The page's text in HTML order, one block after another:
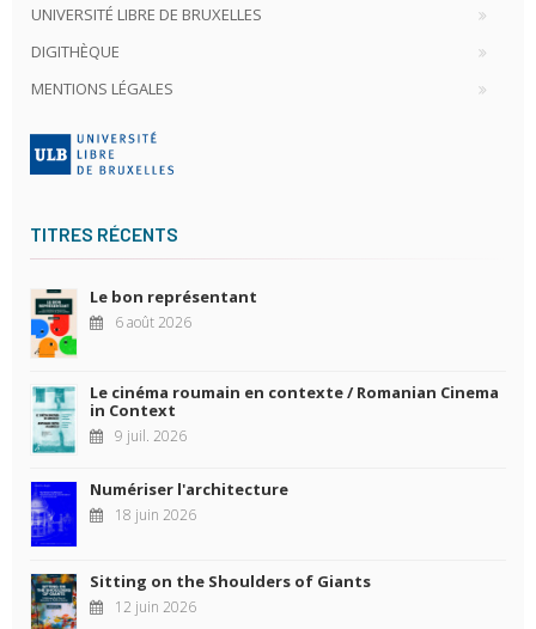
UNIVERSITÉ LIBRE DE BRUXELLES
DIGITHÈQUE
MENTIONS LÉGALES
TITRES RÉCENTS
Le bon représentant
6 août 2026
Le cinéma roumain en contexte / Romanian Cinema
in Context
9 juil. 2026
Numériser l'architecture
18 juin 2026
Sitting on the Shoulders of Giants
12 juin 2026